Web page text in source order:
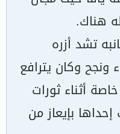
هناك.
تشد أزره
ونجح وكان يترافع
أثناء ثورات
بإيعاز من